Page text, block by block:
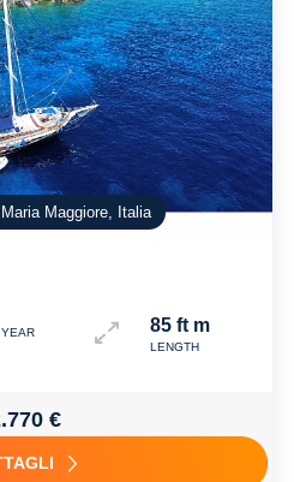
Maggiore, Italia
YEAR 85 ft m
LENGTH
€